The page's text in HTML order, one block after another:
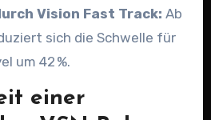
Vision Fast Track: Ab
sich die Schwelle für
um 42 %.
einer